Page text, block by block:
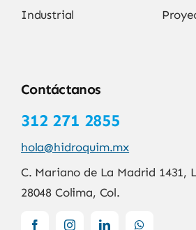
Industrial
Contáctanos
312 271 2855
hola@hidroquim.mx
C. Mariano de La Madrid 1431,
28048 Colima, Col.